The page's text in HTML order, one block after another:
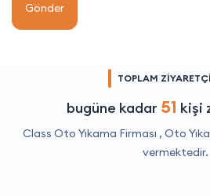
Gönder
TOPLAM
bugüne kadar 51 kişi
Class Oto Yıkama Firması , Oto
vermektedir.